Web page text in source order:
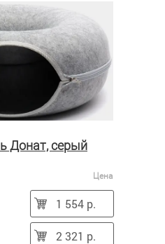
Донат, серый
Цена
1 554 р.
2 321 р.